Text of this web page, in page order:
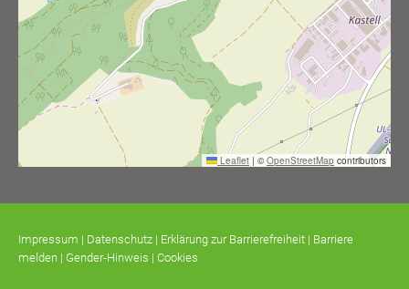
Leaflet | ©OpenStreetMap contributors
Impressum | Datenschutz | Erklärung zur Barrierefreiheit | Barriere
melden | Gender-Hinweis | Cookies